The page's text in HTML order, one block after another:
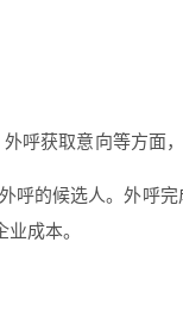
呼获取意向等方面
呼的候选人。外呼
成本。